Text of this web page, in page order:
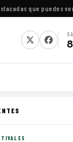
que puedes ver